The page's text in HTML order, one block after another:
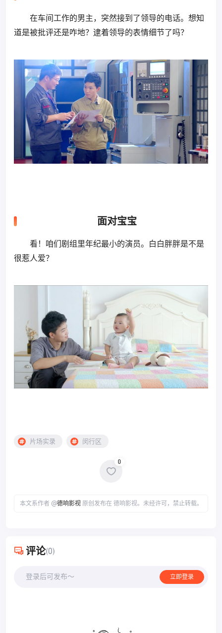
在车间工作的男主，突然接到了领导的电话。想知
道是被批评还是咋地？逮着领导的表情细节了吗？
面对宝宝
看！咱们剧组里年纪最小的演员。白白胖胖是不是
很惹人爱？
片场实录 闵行区
0
本文系作者 @德响影视原创发布在 德响影视。未经许可，禁止转载。
评论(0)
登录后可发布～ 立即登录